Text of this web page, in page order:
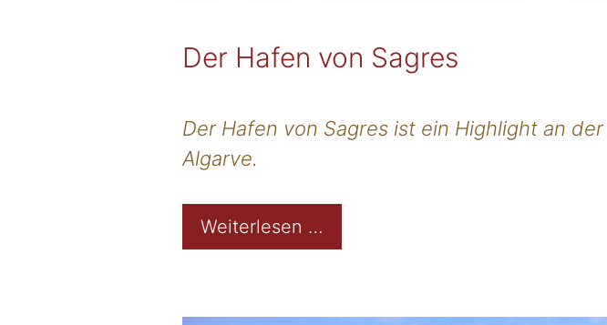
Der Hafen von Sagres
Der Hafen von Sagres ist ein Highlight an
Algarve.
Weiterlesen …